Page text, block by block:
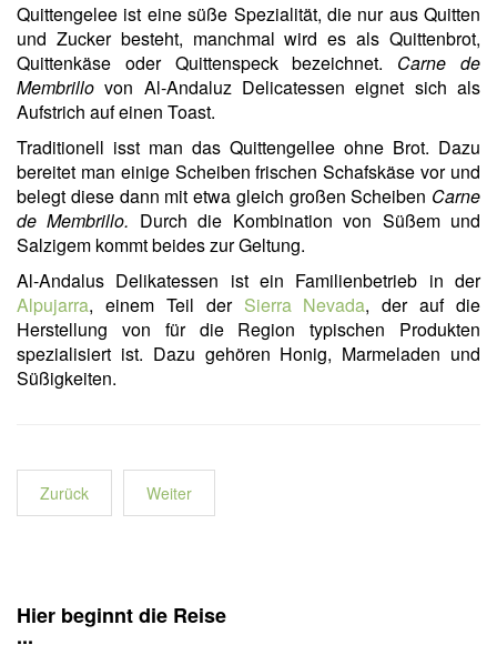
Quittengelee ist eine süße Spezialität, die nur aus Quitten
und Zucker besteht, manchmal wird es als Quittenbrot,
Quittenkäse oder Quittenspeck bezeichnet. Carne de
Membrillo von Al-Andaluz Delicatessen eignet sich als
Aufstrich auf einen Toast.
Traditionell isst man das Quittengellee ohne Brot. Dazu
bereitet man einige Scheiben frischen Schafskäse vor und
belegt diese dann mit etwa gleich großen Scheiben Carne
de Membrillo. Durch die Kombination von Süßem und
Salzigem kommt beides zur Geltung.
Al-Andalus Delikatessen ist ein Familienbetrieb in der
Alpujarra, einem Teil der Sierra Nevada, der auf die
Herstellung von für die Region typischen Produkten
spezialisiert ist. Dazu gehören Honig, Marmeladen und
Süßigkeiten.
Zurück Weiter
Hier beginnt die Reise
...